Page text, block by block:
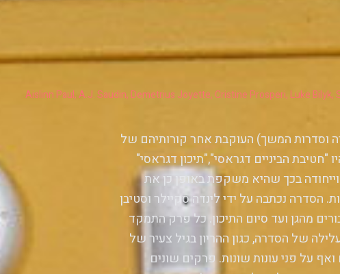
Aislinn Paul, A.J. Saudin, Demetrius Joyette, Cristine Prosperi, Luke
וסדרות המשך) העוקבת אחר קורותיהם של
"חטיבת הביניים דגראסי","תיכון דגראסי"
בכך שהיא משקפת באופן כן את
הסדרה נכתבה על ידי לינדה סקיילר וסטיבן
מהגן ועד סיום התיכון. כל פרק התמקד
של הסדרה, כגון ההריון בגיל צעיר של
על פני עונות שונות. פרקים שונים